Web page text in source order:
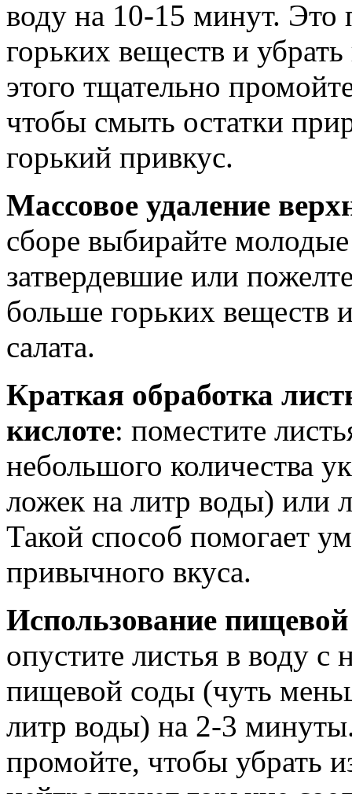
воду на 10-15 минут. Это
горьких веществ и
этого тщательно
чтобы смыть остатки
горький привкус.
Массовое удаление
сборе выбирайте
затвердевшие или
больше горьких веществ
салата.
Краткая обработка
кислоте: поместите
небольшого количества
ложек на литр воды) или
Такой способ помогает
привычного вкуса.
Использование
опустите листья в воду
пищевой соды (чуть
литр воды) на 2-3
промойте, чтобы убрать